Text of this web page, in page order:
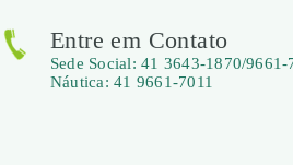
Entre em Contato
Sede Social: 41 3643-1870/
Náutica: 41 9661-7011